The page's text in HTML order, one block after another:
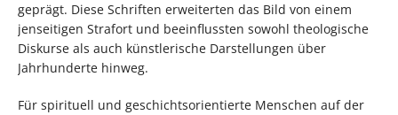
geprägt. Diese Schriften erweiterten das Bild von einem
jenseitigen Strafort und beeinflussten sowohl theologische
Diskurse als auch künstlerische Darstellungen über
Jahrhunderte hinweg.
Für spirituell und geschichtsorientierte Menschen auf der